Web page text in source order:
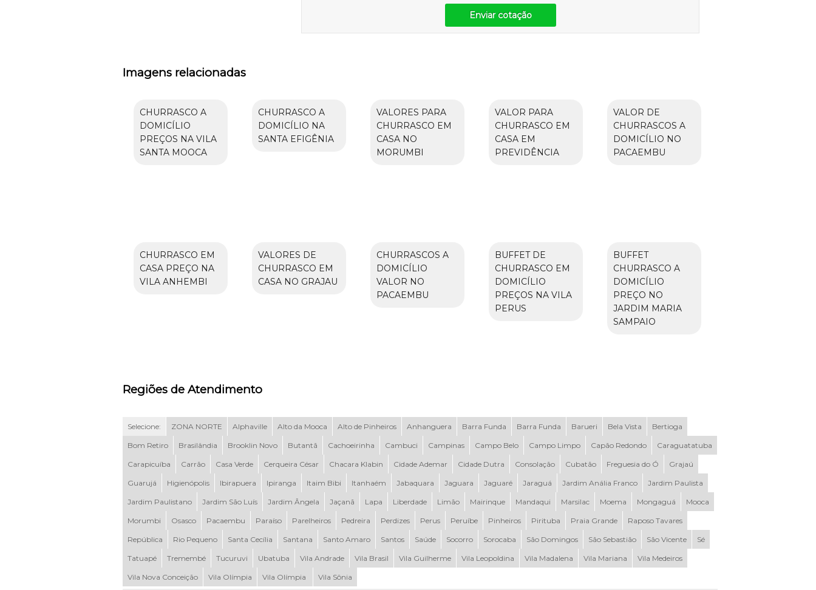
Enviar cotação
Imagens relacionadas
CHURRASCO A
DOMICÍLIO
PREÇOS NA VILA
SANTA MOOCA
CHURRASCO A
DOMICÍLIO NA
SANTA EFIGÊNIA
VALORES PARA
CHURRASCO EM
CASA NO
MORUMBI
VALOR PARA
CHURRASCO EM
CASA EM
PREVIDÊNCIA
VALOR DE
CHURRASCOS A
DOMICÍLIO NO
PACAEMBU
CHURRASCO EM
CASA PREÇO NA
VILA ANHEMBI
VALORES DE
CHURRASCO EM
CASA NO GRAJAU
CHURRASCOS A
DOMICÍLIO
VALOR NO
PACAEMBU
BUFFET DE
CHURRASCO EM
DOMICÍLIO
PREÇOS NA VILA
PERUS
BUFFET
CHURRASCO A
DOMICÍLIO
PREÇO NO
JARDIM MARIA
SAMPAIO
Regiões de Atendimento
Selecione: ZONA NORTE Alphaville Alto da Mooca Alto de Pinheiros Anhanguera Barra Funda Barra Funda Barueri Bela Vista Bertioga
Bom Retiro Brasilândia Brooklin Novo Butantã Cachoeirinha Cambuci Campinas Campo Belo Campo Limpo Capão Redondo Caraguatatuba
Carapicuíba Carrão Casa Verde Cerqueira César Chacara Klabin Cidade Ademar Cidade Dutra Consolação Cubatão Freguesia do Ó Grajaú
Guarujá Higienópolis Ibirapuera Ipiranga Itaim Bibi Itanhaém Jabaquara Jaguara Jaguaré Jaraguá Jardim Anália Franco Jardim Paulista
Jardim Paulistano Jardim São Luís Jardim Ângela Jaçanã Lapa Liberdade Limão Mairinque Mandaqui Marsilac Moema Mongaguá Mooca
Morumbi Osasco Pacaembu Paraíso Parelheiros Pedreira Perdizes Perus Peruíbe Pinheiros Pirituba Praia Grande Raposo Tavares
República Rio Pequeno Santa Cecília Santana Santo Amaro Santos Saúde Socorro Sorocaba São Domingos São Sebastião São Vicente Sé
Tatuapé Tremembé Tucuruvi Ubatuba Vila Andrade Vila Brasil Vila Guilherme Vila Leopoldina Vila Madalena Vila Mariana Vila Medeiros
Vila Nova Conceição Vila Olímpia Vila Olímpia Vila Sônia